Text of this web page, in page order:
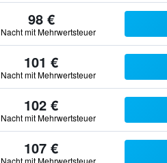
98 €
mit Mehrwertsteuer
101 €
mit Mehrwertsteuer
102 €
mit Mehrwertsteuer
107 €
mit Mehrwertsteuer